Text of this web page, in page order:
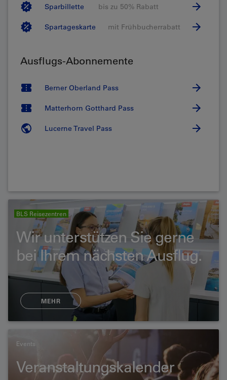
Sparbillette bis zu 50% Rabatt
Spartageskarte mit Frühbucherrabatt
Ausflugs-Abonnemente
Berner Oberland Pass
Matterhorn Gotthard Pass
Lucerne Travel Pass
BLS Reisezentren
Wir unterstützen Sie gerne
bei Ihrem nächsten Ausflug.
MEHR
Events
Veranstaltungskalender